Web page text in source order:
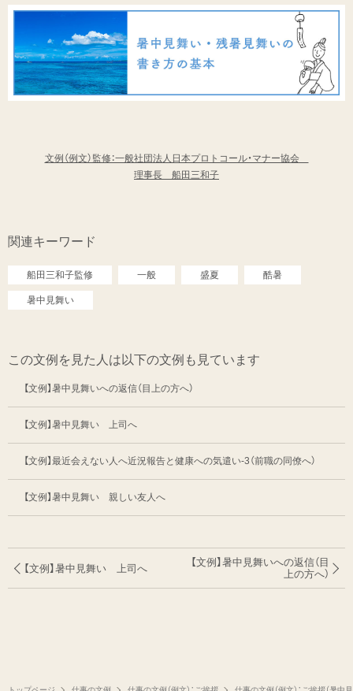
文例（例文）監修：一般社団法人日本プロトコール・マナー協会
理事長 船田三和子
関連キーワード
船田三和子監修 一般 盛夏 酷暑
暑中見舞い
この文例を見た人は以下の文例も見ています
【文例】暑中見舞いへの返信（目上の方へ）
【文例】暑中見舞い 上司へ
【文例】最近会えない人へ近況報告と健康への気遣い-3（前職の同僚へ）
【文例】暑中見舞い 親しい友人へ
【文例】暑中見舞い 上司へ
【文例】暑中見舞いへの返信（目
上の方へ）